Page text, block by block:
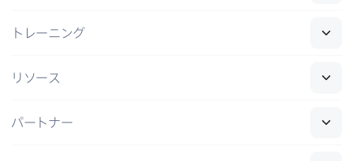
トレーニング
リソース
パートナー